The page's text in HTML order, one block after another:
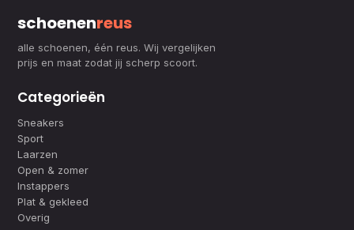
schoenenreus
alle schoenen, één reus. Wij vergelijken
prijs en maat zodat jij scherp scoort.
Categorieën
Sneakers
Sport
Laarzen
Open & zomer
Instappers
Plat & gekleed
Overig